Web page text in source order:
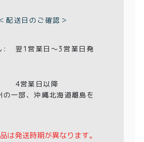
会社概要
シー
配送日のご確認＞
:
翌1営業日〜3営業日発
4営業日以降
の一部、沖縄北海道離島を
は発送時期が異なります。